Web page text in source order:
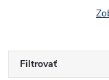
Filtrovať